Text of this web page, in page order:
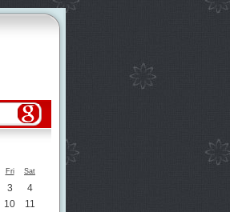
Fri Sat
3
4
10
11